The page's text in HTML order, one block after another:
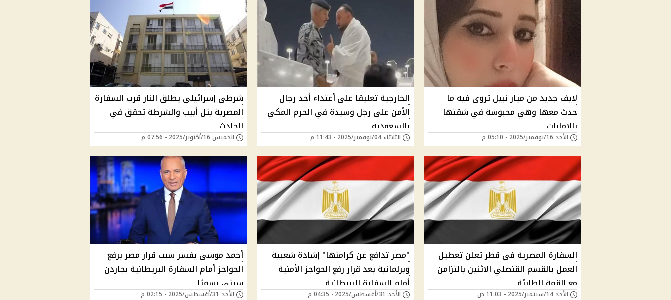
لايف جديد من ميار نبيل تروي فيه ما
حدث معها وهي محبوسة في شقتها
بالإمارات
الأحد 16/نوفمبر/2025 - 05:10 م
الخارجية تعليقا على أعتداء أحد رجال
الأمن على رجل وسيدة في الحرم المكي
بالسعوديه
الثلاثاء 04/نوفمبر/2025 - 11:43 م
شرطي إسرائيلي يطلق النار قرب السفارة
المصرية بتل أبيب والشرطة تحقق في
الحادث
الخميس 16/أكتوبر/2025 - 07:56 م
السفارة المصرية في قطر تعلن تعطيل
العمل بالقسم القنصلي الاثنين بالتزامن
مع القمة الطارئة
الأحد 14/سبتمبر/2025 - 11:03 ص
"مصر تدافع عن كرامتها" إشادة شعبية
وبرلمانية بعد قرار رفع الحواجز الأمنية
أمام السفارة البريطانية
الأحد 31/أغسطس/2025 - 04:35 م
أحمد موسى يفسر سبب قرار مصر برفع
الحواجز أمام السفارة البريطانية بجاردن
سيتي رسميًا
الأحد 31/أغسطس/2025 - 02:15 م